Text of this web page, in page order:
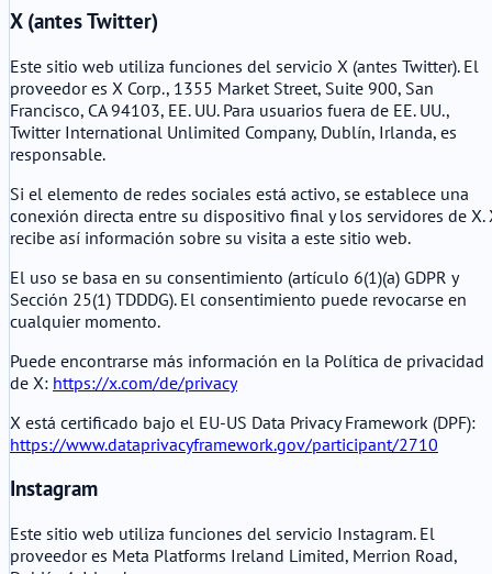
X (antes Twitter)
Este sitio web utiliza funciones del servicio X (antes Twitter). El
proveedor es X Corp., 1355 Market Street, Suite 900, San
Francisco, CA 94103, EE. UU. Para usuarios fuera de EE. UU.,
Twitter International Unlimited Company, Dublín, Irlanda, es
responsable.
Si el elemento de redes sociales está activo, se establece una
conexión directa entre su dispositivo final y los servidores de X.
recibe así información sobre su visita a este sitio web.
El uso se basa en su consentimiento (artículo 6(1)(a) GDPR y
Sección 25(1) TDDDG). El consentimiento puede revocarse en
cualquier momento.
Puede encontrarse más información en la Política de privacidad
de X: https://x.com/de/privacy
X está certificado bajo el EU-US Data Privacy Framework (DPF):
https://www.dataprivacyframework.gov/participant/2710
Instagram
Este sitio web utiliza funciones del servicio Instagram. El
proveedor es Meta Platforms Ireland Limited, Merrion Road,